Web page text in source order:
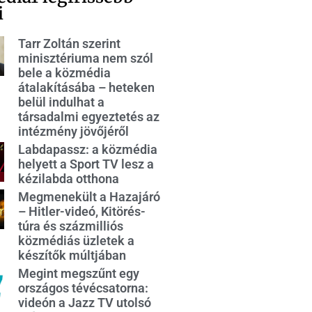
Tarr Zoltán szerint
minisztériuma nem szól
bele a közmédia
átalakításába – heteken
belül indulhat a
társadalmi egyeztetés az
intézmény jövőjéről
Labdapassz: a közmédia
helyett a Sport TV lesz a
kézilabda otthona
Megmenekült a Hazajáró
– Hitler-videó, Kitörés-
túra és százmilliós
közmédiás üzletek a
készítők múltjában
Megint megszűnt egy
országos tévécsatorna:
videón a Jazz TV utolsó